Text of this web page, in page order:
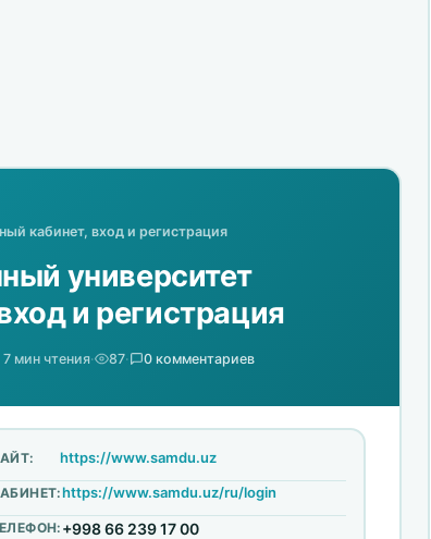
кабинет, вход и регистрация
университет
и регистрация
мин чтения· 87· 0 комментариев
https://www.samdu.uz
https://www.samdu.uz/ru/login
+998 66 239 17 00